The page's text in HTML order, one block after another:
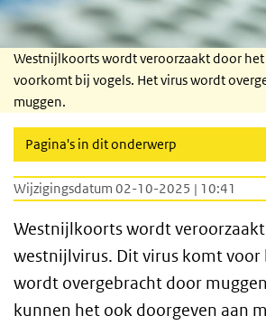
Westnijlkoorts wordt veroorzaakt door
voorkomt bij vogels. Het virus wordt
muggen.
Pagina's in dit onderwerp
Wijzigingsdatum 02-10-2025 | 10:41
Westnijlkoorts wordt
westnijlvirus. Dit virus komt voor
wordt overgebracht door
kunnen het ook doorgeven aan